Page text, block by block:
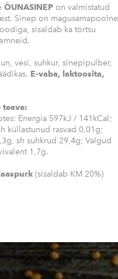
ÕUNASINEP on valmistatud
Sinep on magusamapoolne
sisaldab ka törtsu
vesi, suhkur, sinepipulber,
E-vaba, laktoosita,
teave:
Energia 597kJ / 141kCal;
küllastunud rasvad 0,01g;
sh suhkrud 29,4g; Valgud
1,7g.
(sisaldab KM 20%)